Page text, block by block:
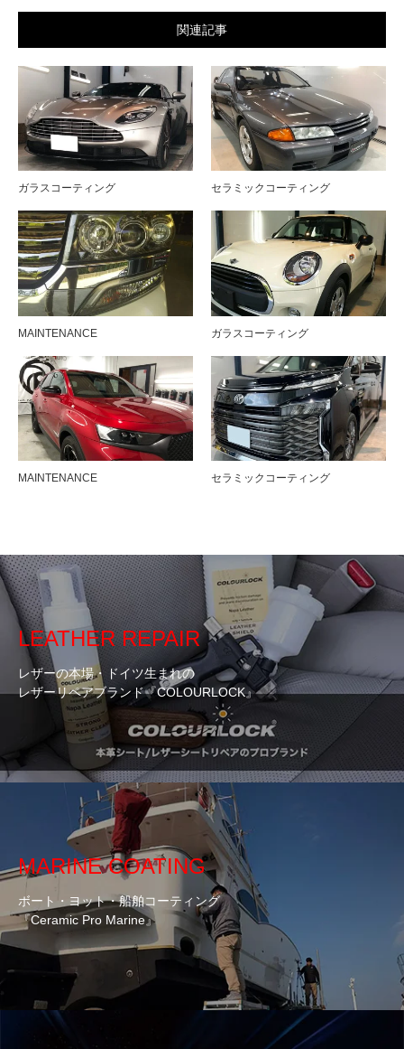
関連記事
ガラスコーティング セラミックコーティング
MAINTENANCE ガラスコーティング
MAINTENANCE セラミックコーティング
LEATHER REPAIR
レザーの本場・ドイツ生まれの
レザーリペアブランド『COLOURLOCK』
MARINE COATING
ボート・ヨット・船舶コーティング
『Ceramic Pro Marine』